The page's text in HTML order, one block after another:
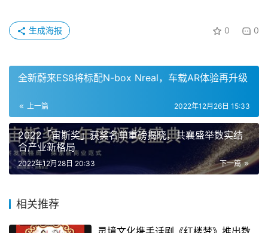
0 0
生成海报
全新蔚来ES8将标配N-box Nreal，车载AR体验再升级
上一篇 2022年12月26日 15:33
2022「宙斯奖」获奖名单重磅揭晓，共襄盛举数实结
合产业新格局
下一篇
2022年12月28日 20:33
相关推荐